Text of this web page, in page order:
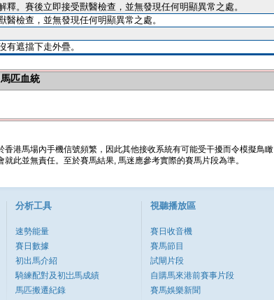
釋。賽後立即接受獸醫檢查，並無發現任何明顯異常之處。
醫檢查，並無發現任何明顯異常之處。
有遮擋下走外疊。
匹血統
港馬場內手機信號頻繁，因此其他接收系統有可能受干擾而令模擬鳥瞰
此並無責任。至於賽馬結果, 馬迷應參考實際的賽馬片段為準。
分析工具
速勢能量
賽日數據
初出馬介紹
騎練配對及初岀馬成績
馬匹搬遷紀錄
視聽播放區
賽日收音機
賽馬節目
試閘片段
自購馬來港前賽事片段
賽馬娛樂新聞